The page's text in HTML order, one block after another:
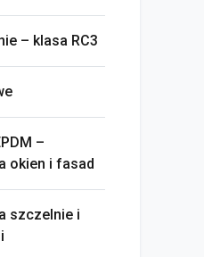
– klasa RC3
–
okien i fasad
szczelnie i